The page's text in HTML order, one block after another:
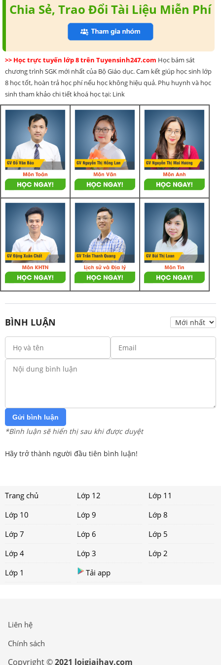
Chia Sẻ, Trao Đổi Tài Liệu Miễn Phí
>> Học trực tuyến lớp 8 trên Tuyensinh247.com Học bám sát
chương trình SGK mới nhất của Bộ Giáo dục. Cam kết giúp học sinh lớp
8 học tốt, hoàn trả học phí nếu học không hiệu quả. Phụ huynh và học
sinh tham khảo chi tiết khoá học tại: Link
BÌNH LUẬN
Gửi bình luận
*Bình luận sẽ hiển thị sau khi được duyệt
Hãy trở thành người đầu tiên bình luận!
Trang chủ Lớp 12
Lớp 11
Lớp 10
Lớp 9
Lớp 8
Lớp 7
Lớp 6
Lớp 5
Lớp 4
Lớp 3
Lớp 2
Lớp 1
Tải app
Liên hệ
Chính sách
Copyright ©2021 loigiaihay.com